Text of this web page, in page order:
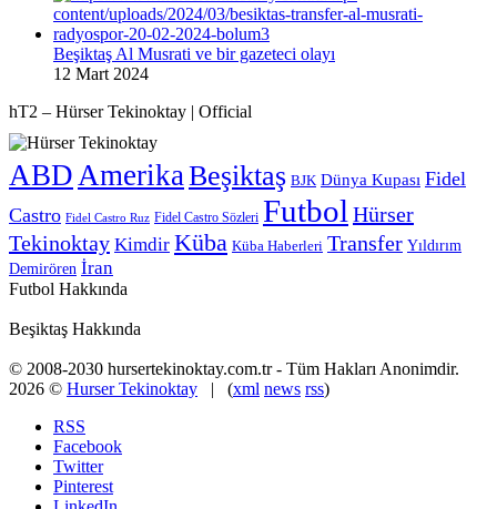
Beşiktaş Al Musrati ve bir gazeteci olayı
12 Mart 2024
hT2 – Hürser Tekinoktay | Official
ABD Amerika Beşiktaş BJK Dünya Kupası Fidel
Castro Fidel Castro Ruz Fidel Castro Sözleri Futbol Hürser
Tekinoktay Kimdir Küba Küba Haberleri Transfer Yıldırım
Demirören İran
Futbol Hakkında
Beşiktaş Hakkında
© 2008-2030 hursertekinoktay.com.tr - Tüm Hakları Anonimdir.
2026 © Hurser Tekinoktay | (xml news rss)
RSS
Facebook
Twitter
Pinterest